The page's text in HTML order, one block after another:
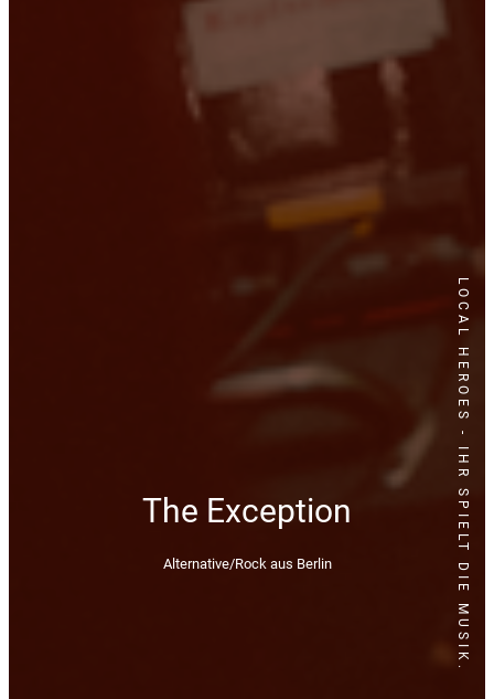
LOCAL HEROES - IHR SPIELT DIE MUSIK.
The Exception
Alternative/Rock aus Berlin